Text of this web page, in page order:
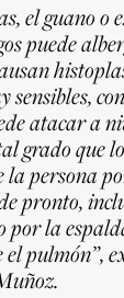
el guano o
puede
sensibles,
atacar a
grado que
la persona
pronto,
por la
pulmón”,